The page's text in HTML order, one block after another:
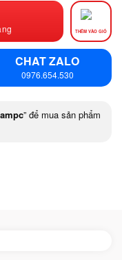
THÊM VÀO GIỎ
CHAT ZALO
0976.654.530
” để mua sản phẩm